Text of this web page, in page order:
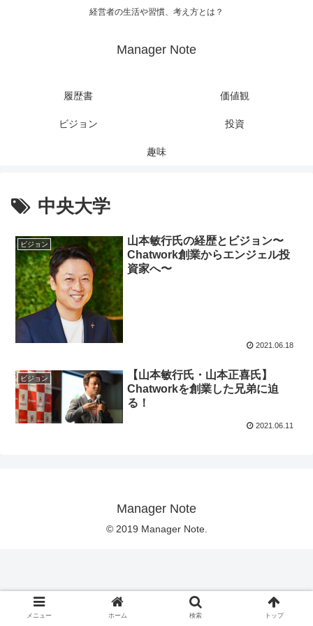
経営者の生活や習慣、考え方とは？
Manager Note
履歴書 価値観
ビジョン 投資
趣味
中央大学
ビジョン
山本敏行氏の経歴とビジョン〜
Chatwork創業からエンジェル投
資家へ〜
2021.06.18
ビジョン
【山本敏行氏・山本正喜氏】
Chatworkを創業した兄弟に迫
る！
2021.06.11
Manager Note
© 2019 Manager Note.
メニュー ホーム 検索 トップ